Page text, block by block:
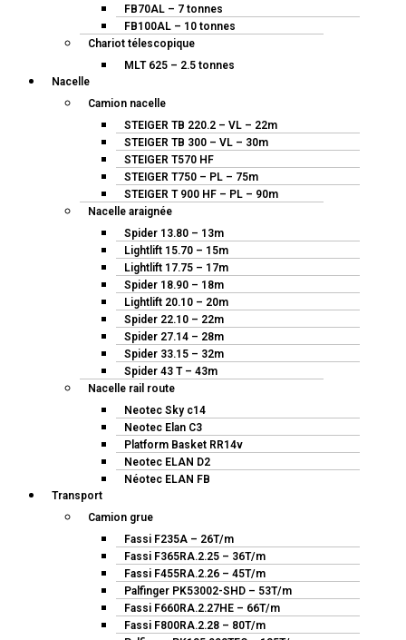
FB70AL – 7 tonnes
FB100AL – 10 tonnes
Chariot télescopique
MLT 625 – 2.5 tonnes
Nacelle
Camion nacelle
STEIGER TB 220.2 – VL – 22m
STEIGER TB 300 – VL – 30m
STEIGER T570 HF
STEIGER T750 – PL – 75m
STEIGER T 900 HF – PL – 90m
Nacelle araignée
Spider 13.80 – 13m
Lightlift 15.70 – 15m
Lightlift 17.75 – 17m
Spider 18.90 – 18m
Lightlift 20.10 – 20m
Spider 22.10 – 22m
Spider 27.14 – 28m
Spider 33.15 – 32m
Spider 43 T – 43m
Nacelle rail route
Neotec Sky c14
Neotec Elan C3
Platform Basket RR14v
Neotec ELAN D2
Néotec ELAN FB
Transport
Camion grue
Fassi F235A – 26T/m
Fassi F365RA.2.25 – 36T/m
Fassi F455RA.2.26 – 45T/m
Palfinger PK53002-SHD – 53T/m
Fassi F660RA.2.27HE – 66T/m
Fassi F800RA.2.28 – 80T/m